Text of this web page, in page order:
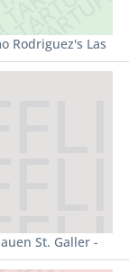
Rodriguez's Las
St. Galler -